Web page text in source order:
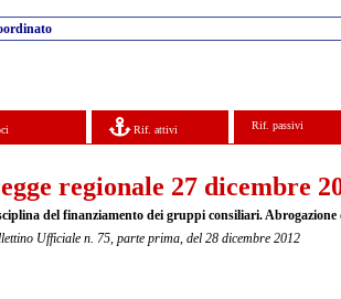
Rif. attivi Rif. passivi
regionale 27 dicembre
del finanziamento dei gruppi consiliari. Abrogazione
Ufficiale n. 75, parte prima, del 28 dicembre 2012